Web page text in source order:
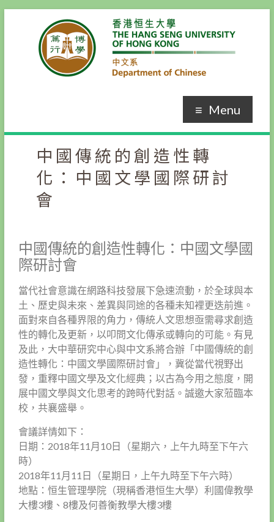
Menu
中國傳統的創造性轉
化：中國文學國際研討
會
中國傳統的創造性轉化：中國文學國
際研討會
當代社會意識在網路科技發展下急速流動，於全球與本
土、歷史與未來、差異與同途的各種未知裡更迭前進。
面對來自各種界限的角力，傳統人文思想亟需尋求創造
性的轉化及更新，以叩問文化傳承或轉向的可能。有見
及此，大中華研究中心與中文系將合辦「中國傳統的創
造性轉化：中國文學國際研討會」，冀從當代視野出
發，重釋中國文學及文化經典；以古為今用之態度，開
展中國文學與文化思考的跨時代對話。誠邀大家蒞臨本
校，共襄盛舉。
會議詳情如下：
日期：2018年11月10日（星期六，上午九時至下午六
時）
2018年11月11日（星期日，上午九時至下午六時）
地點：恒生管理學院（現稱香港恒生大學）利國偉教學
大樓3樓、8樓及何善衡教學大樓3樓